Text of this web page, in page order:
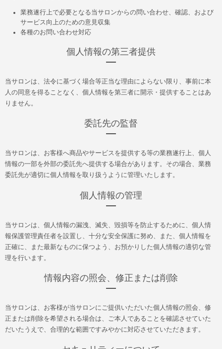
業務遂行上で必要となる当サロンからの問い合わせ、確認、および
サービス向上のための意見収集
各種のお問い合わせ対応
個人情報の第三者提供
当サロンは、法令に基づく場合等正当な理由によらない限り、事前に本
人の同意を得ることなく、個人情報を第三者に開示・提供することはあ
りません。
委託先の監督
当サロンは、お客様へ商品やサービスを提供する等の業務遂行上、個人
情報の一部を外部の委託先へ提供する場合があります。その場合、業務
委託先が適切に個人情報を取り扱うように管理いたします。
個人情報の管理
当サロンは、個人情報の漏洩、滅失、毀損等を防止するために、個人情
報保護管理責任者を設置し、十分な安全保護に努め、また、個人情報を
正確に、また最新なものに保つよう、お預かりした個人情報の適切な管
理を行います。
情報内容の照会、修正または削除
当サロンは、お客様が当サロンにご提供いただいた個人情報の照会、修
正または削除を希望される場合は、ご本人であることを確認させていた
だいたうえで、合理的な範囲ですみやかに対応させていただきます。